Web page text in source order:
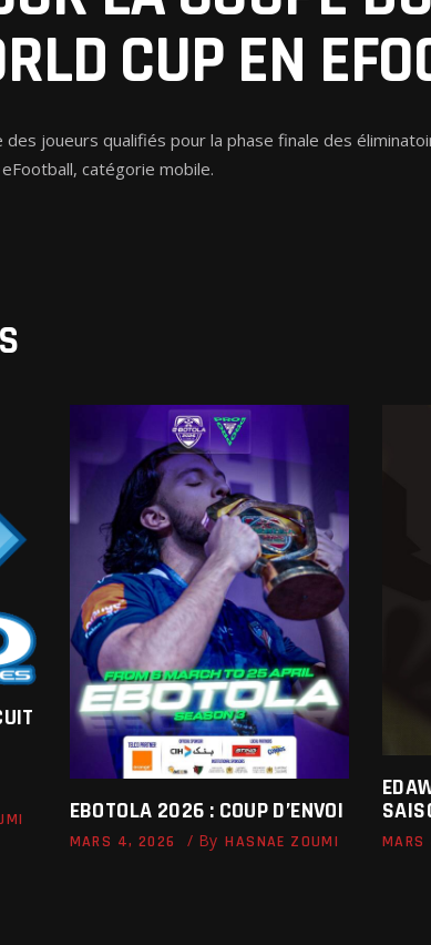
CUP EN
des joueurs qualifiés pour la phase finale des
catégorie mobile.
EBOTOLA 2026 : COUP D’ENVOI
MARS 4, 2026 By HASNAE ZOUMI